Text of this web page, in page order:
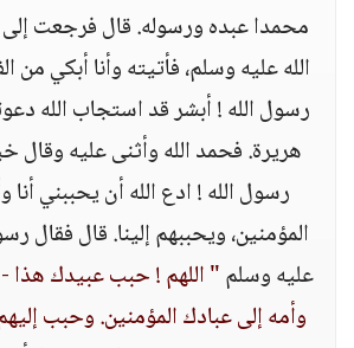
محمدا عبده ورسوله. قال فرجعت
الله عليه وسلم، فأتيته وأنا أبكي من
رسول الله ! أبشر قد استجاب الله
هريرة. فحمد الله وأثنى عليه وقال
رسول الله ! ادع الله أن يحببني أنا
المؤمنين، ويحببهم إلينا. قال فقال
عليه وسلم" اللهم ! حبب عبيدك هذا -
وأمه إلى عبادك المؤمنين. وحبب